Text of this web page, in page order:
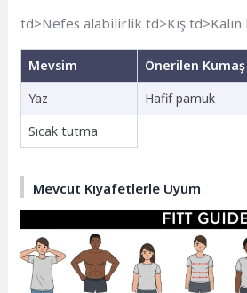
td>Nefes alabilirlik td>Kış td>Kalın
Mevsim Önerilen Kumaş
Yaz
Hafif pamuk
Sıcak tutma
Mevcut Kıyafetlerle Uyum